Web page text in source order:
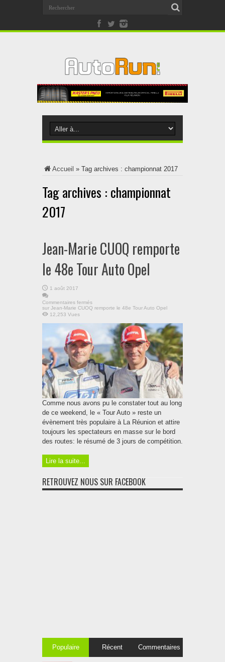
Accueil » Tag archives : championnat 2017
Tag archives : championnat
2017
Jean-Marie CUOQ remporte
le 48e Tour Auto Opel
1 août 2017
Commentaires fermés
sur Jean-Marie CUOQ remporte le 48e Tour Auto Opel
12,253 Vues
Comme nous avons pu le constater tout au long
de ce weekend, le « Tour Auto » reste un
évènement très populaire à La Réunion et attire
toujours les spectateurs en masse sur le bord
des routes: le résumé de 3 jours de compétition.
Lire la suite...
RETROUVEZ NOUS SUR FACEBOOK
Populaire Récent Commentaires